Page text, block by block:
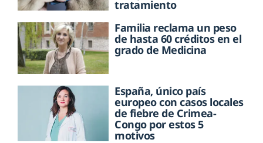
tratamiento
Familia reclama un peso
de hasta 60 créditos en el
grado de Medicina
España, único país
europeo con casos locales
de fiebre de Crimea-
Congo por estos 5
motivos